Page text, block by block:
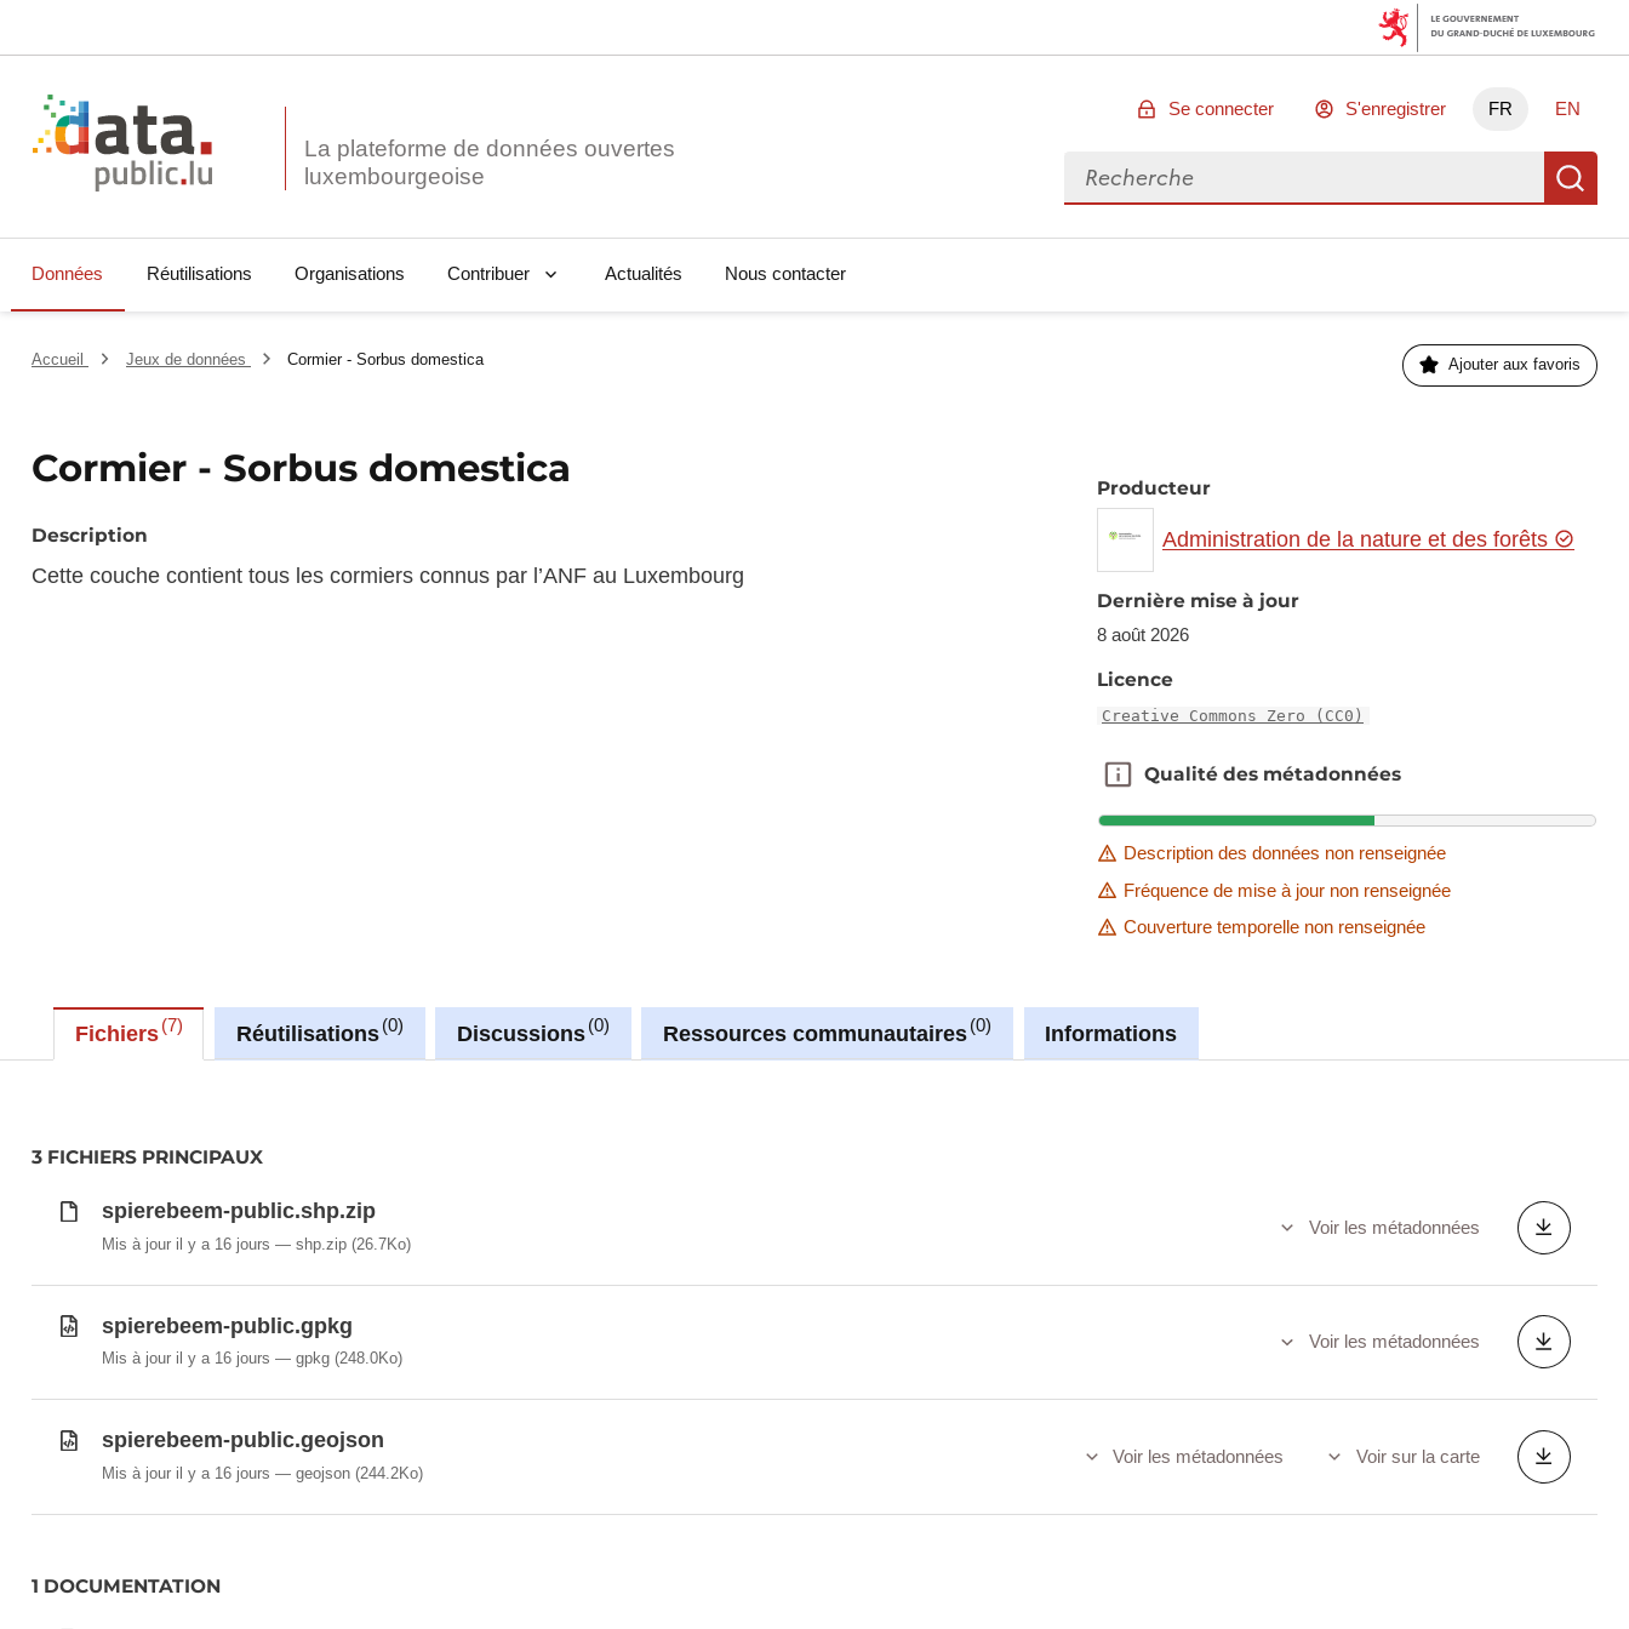
La plateforme de données ouvertes
Se connecter S'enregistrer FR EN
Rechercher des données
Données Réutilisations Organisations Contribuer Actualités Nous contacter
Accueil Jeux de données Cormier - Sorbus domestica Ajouter aux favoris
Cormier - Sorbus domestica
Description
Cette couche contient tous les cormiers connus par l’ANF au Luxembourg
Producteur
Administration de la nature et des forêts
Dernière mise à jour
8 août 2026
Licence
Creative Commons Zero (CC0)
Qualité des métadonnées
Qualité des métadonnées
Description des données non renseignée
Fréquence de mise à jour non renseignée
Couverture temporelle non renseignée
Fichiers 7 Réutilisations 0 Discussions 0 Ressources communautaires 0 Informations
3 FICHIERS PRINCIPAUX
spierebeem-public.shp.zip
Mis à jour il y a 16 jours shp.zip(26.7Ko)
Voir les métadonnées
spierebeem-public.gpkg
Mis à jour il y a 16 jours gpkg(248.0Ko)
Voir les métadonnées
spierebeem-public.geojson
Mis à jour il y a 16 jours geojson(244.2Ko)
Voir les métadonnées Voir sur la carte
1 DOCUMENTATION